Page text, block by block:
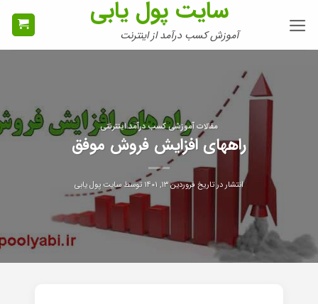
سایت پول یابی
آموزش کسب درآمد از اینترنت
مقالات آموزشی کسب درآمد اینترنتی
راههای افزایش فروش موفق
انتشار در تاریخ فروردین ۱۳, ۱۴۰۱ توسط سایت پول یابی